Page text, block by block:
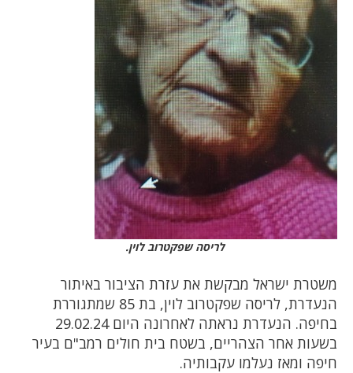
לריסה שפקטרוב לוין.
משטרת ישראל מבקשת את עזרת הציבור באיתור
הנעדרת, לריסה שפקטרוב לוין, בת 85 שמתגוררת
בחיפה. הנעדרת נראתה לאחרונה היום 29.02.24
בשעות אחר הצהריים, בשטח בית חולים רמב"ם בעיר
חיפה ומאז נעלמו עקבותיה.